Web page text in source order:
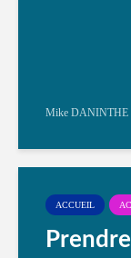
Mike DANINTHE
ACCUEIL